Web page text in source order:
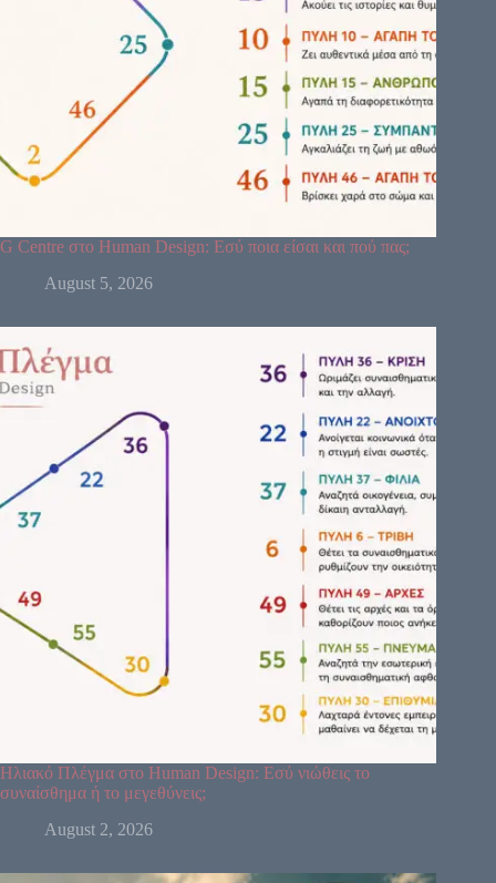
G Centre στο Human Design: Εσύ ποια είσαι και πού πας;
August 5, 2026
Ηλιακό Πλέγμα στο Human Design: Εσύ νιώθεις το
συναίσθημα ή το μεγεθύνεις;
August 2, 2026